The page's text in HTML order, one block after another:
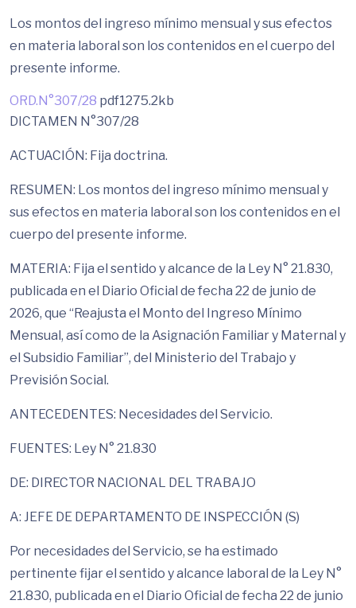
Los montos del ingreso mínimo mensual y sus efectos
en materia laboral son los contenidos en el cuerpo del
presente informe.
ORD.N°307/28 pdf1275.2kb
DICTAMEN N°307/28
ACTUACIÓN: Fija doctrina.
RESUMEN: Los montos del ingreso mínimo mensual y
sus efectos en materia laboral son los contenidos en el
cuerpo del presente informe.
MATERIA: Fija el sentido y alcance de la Ley N° 21.830,
publicada en el Diario Oficial de fecha 22 de junio de
2026, que “Reajusta el Monto del Ingreso Mínimo
Mensual, así como de la Asignación Familiar y Maternal y
el Subsidio Familiar”, del Ministerio del Trabajo y
Previsión Social.
ANTECEDENTES: Necesidades del Servicio.
FUENTES: Ley N° 21.830
DE: DIRECTOR NACIONAL DEL TRABAJO
A: JEFE DE DEPARTAMENTO DE INSPECCIÓN (S)
Por necesidades del Servicio, se ha estimado
pertinente fijar el sentido y alcance laboral de la Ley N°
21.830, publicada en el Diario Oficial de fecha 22 de junio